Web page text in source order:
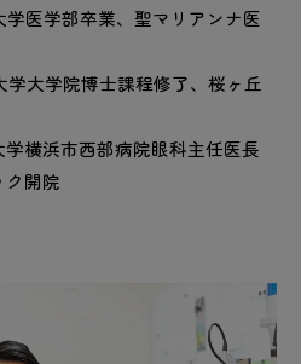
医学部卒業、聖マリアンナ医
大学院博士課程修了、桜ヶ丘
横浜市西部病院眼科主任医長
ク開院